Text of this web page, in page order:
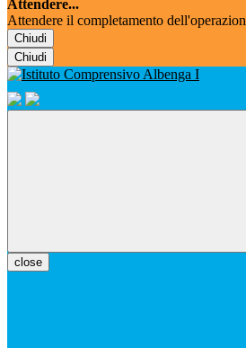
Attendere...
Attendere il completamento
Chiudi
Chiudi
close